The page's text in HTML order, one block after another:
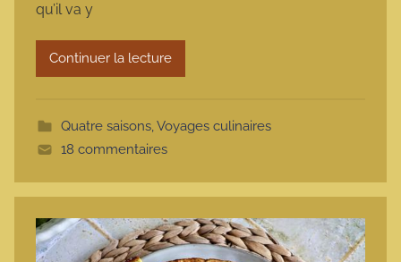
t
qu’il va y
Continuer la lecture
Quatre saisons,Voyages culinaires
18 commentaires